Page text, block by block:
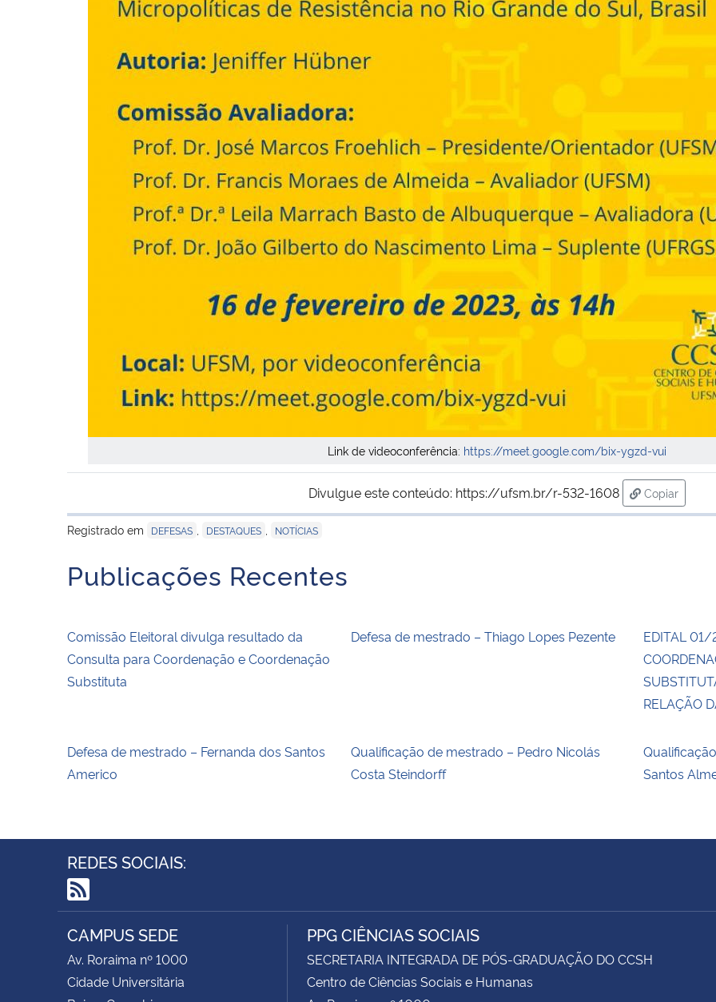
Link de videoconferência: https://meet.google.com/bix-ygzd-vui
Divulgue este conteúdo: https://ufsm.br/r-532-1608
Copiar
para área
Registrado em
DEFESAS DESTAQUES NOTÍCIAS
Publicações Recentes
Comissão Eleitoral divulga resultado da
Consulta para Coordenação e Coordenação
Substituta
Defesa de mestrado – Thiago Lopes Pezente
EDITAL 01/
RELAÇÃO
Defesa de mestrado – Fernanda dos Santos
Americo
Qualificação de mestrado – Pedro Nicolás
Costa Steindorff
Santos
REDES SOCIAIS:
RSS
CAMPUS SEDE
Av. Roraima nº 1000
Cidade Universitária
PPG CIÊNCIAS SOCIAIS
SECRETARIA INTEGRADA DE PÓS-GRADUAÇÃO DO CCSH
Centro de Ciências Sociais e Humanas